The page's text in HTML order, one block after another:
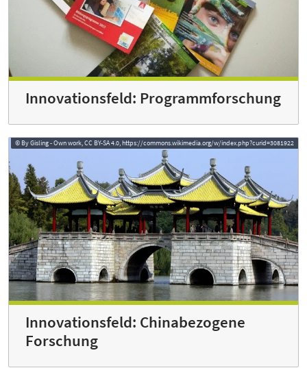
Innovationsfeld: Programmforschung
© By Gisling - Own work, CC BY-SA 4.0, https://commons.wikimedia.org/w/index.php?curid=3081922
Innovationsfeld: Chinabezogene
Forschung